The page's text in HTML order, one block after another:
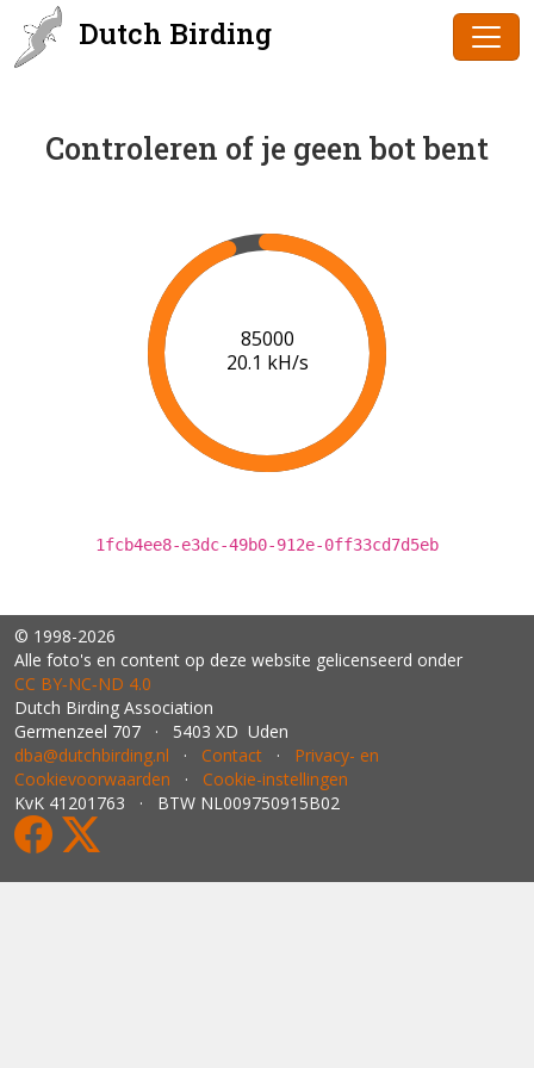
Dutch Birding
Controleren of je geen bot bent
87000
20.2 kH/s
1fcb4ee8-e3dc-49b0-912e-0ff33cd7d5eb
© 1998-2026
Alle foto's en content op deze website gelicenseerd onder
CC BY‑NC‑ND 4.0
Dutch Birding Association
Germenzeel 707 · 5403 XD Uden
dba@dutchbirding.nl · Contact · Privacy- en
Cookievoorwaarden · Cookie-instellingen
KvK 41201763 · BTW NL009750915B02